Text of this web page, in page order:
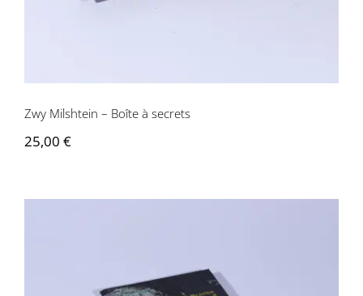
Zwy Milshtein – Boîte à secrets
25,00 €